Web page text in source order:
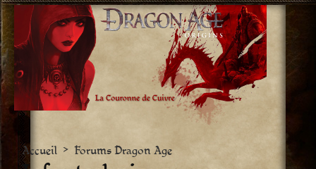
Aller
vers
le
contenu
Accueil > Forums Dragon Age